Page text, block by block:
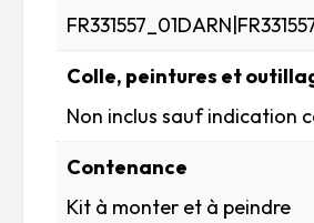
Colle, peintures et
Non inclus sauf indication
Contenance
Kit à monter et à peindre